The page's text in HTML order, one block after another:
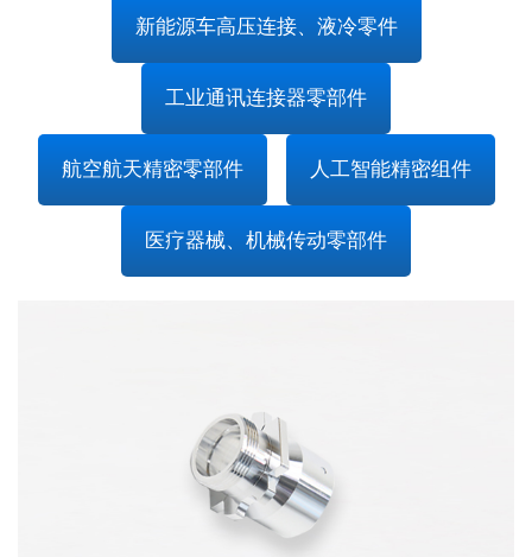
新能源车高压连接、液冷零件
工业通讯连接器零部件
航空航天精密零部件 人工智能精密组件
医疗器械、机械传动零部件